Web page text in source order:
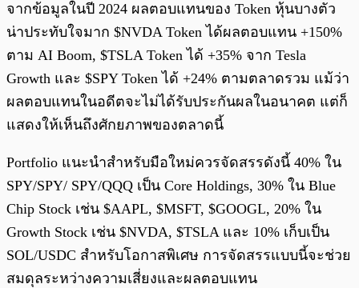
จากข้อมูลในปี 2024 ผลตอบแทนของ Token หุ้นบางตัว
น่าประทับใจมาก $NVDA Token ได้ผลตอบแทน +150%
ตาม AI Boom, $TSLA Token ได้ +35% จาก Tesla
Growth และ $SPY Token ได้ +24% ตามตลาดรวม แม้ว่า
ผลตอบแทนในอดีตจะไม่ได้รับประกันผลในอนาคต แต่ก็
แสดงให้เห็นถึงศักยภาพของตลาดนี้
Portfolio แนะนำสำหรับมือใหม่ควรจัดสรรดังนี้ 40% ใน
SPY/SPY/ SPY/QQQ เป็น Core Holdings, 30% ใน Blue
Chip Stock เช่น $AAPL, $MSFT, $GOOGL, 20% ใน
Growth Stock เช่น $NVDA, $TSLA และ 10% เก็บเป็น
SOL/USDC สำหรับโอกาสพิเศษ การจัดสรรแบบนี้จะช่วย
สมดุลระหว่างความเสี่ยงและผลตอบแทน